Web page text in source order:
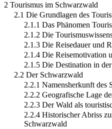
2 Tourismus im Schwarzwald
2.1 Die Grundlagen des
2.1.1 Das Phänomen
2.1.2 Die
2.1.3 Die Reisedauer und
2.1.4 Die Reisemotivation
2.1.5 Die Destination in
2.2 Der Schwarzwald
2.2.1 Namensherkunft des
2.2.2 Geografische Lage
2.2.3 Der Wald als
2.2.4 Historischer Abriss
Schwarzwald